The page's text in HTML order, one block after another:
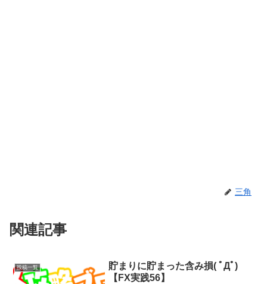
三角
関連記事
投稿一覧
貯まりに貯まった含み損( ﾟДﾟ)
【FX実践56】